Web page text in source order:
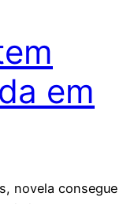
em
novela consegue